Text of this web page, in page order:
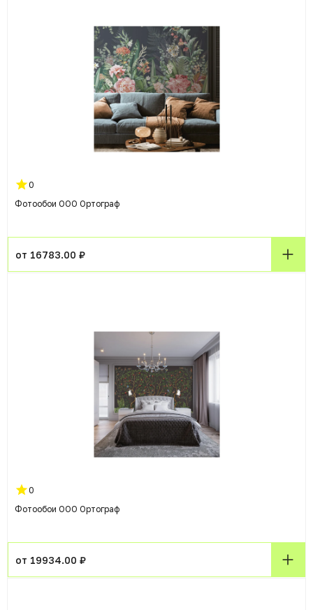
0
Фотообои ООО Ортограф
от 16783.00 ₽
0
Фотообои ООО Ортограф
от 19934.00 ₽